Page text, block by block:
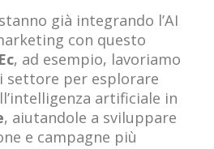
già integrando l’AI
con questo
, ad esempio, lavoriamo
settore per esplorare
artificiale in
, aiutandole a sviluppare
e campagne più